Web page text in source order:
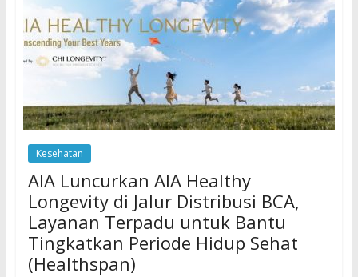
Kesehatan
AIA Luncurkan AIA Healthy
Longevity di Jalur Distribusi BCA,
Layanan Terpadu untuk Bantu
Tingkatkan Periode Hidup Sehat
(Healthspan)